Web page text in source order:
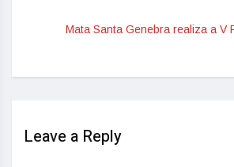
Mata Santa Genebra realiza a V
Leave a Reply